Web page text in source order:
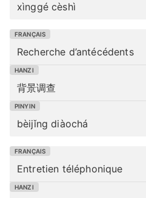
xìnggé cèshì
Recherche d’antécédents
背景调查
bèijǐng diàochá
Entretien téléphonique